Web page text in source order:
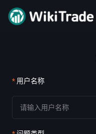
用户名称